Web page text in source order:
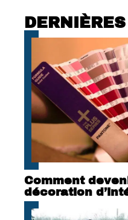
Comment
décoration